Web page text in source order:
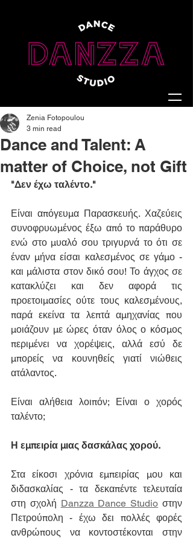
Dance and Talent: A
matter of Choice, not Gift
Zenia Fotopoulou
3 min read
"Δεν έχω ταλέντο."
Είναι απόγευμα Παρασκευής. Χαζεύεις
συνοφρυωμένος έξω από το παράθυρο
ενώ στο μυαλό σου τριγυρνά το ότι σε
έναν μήνα είσαι καλεσμένος σε γάμο -
και μάλιστα στον δικό σου! Το άγχος σε
κατακλύζει και δεν αφορά τις
προετοιμασίες ούτε τους καλεσμένους,
παρά εκείνα τα λεπτά αμηχανίας που
μοιάζουν με ώρες όταν όλος ο κόσμος
περιμένει να χορέψεις, αλλά εσύ δε
μπορείς να κουνηθείς γιατί νιώθεις
ατάλαντος.
Είναι αλήθεια λοιπόν; Είναι ο χορός
ταλέντο;
Η εμπειρία μιας δασκάλας χορού.
Στα είκοσι χρόνια εμπειρίας μου και
διδασκαλίας - τα δεκαπέντε τελευταία
στη σχολή Danzza Dance Studio στην
Πετρούπολη - έχω δει πολλές φορές
ανθρώπους να κοντοστέκονται στην